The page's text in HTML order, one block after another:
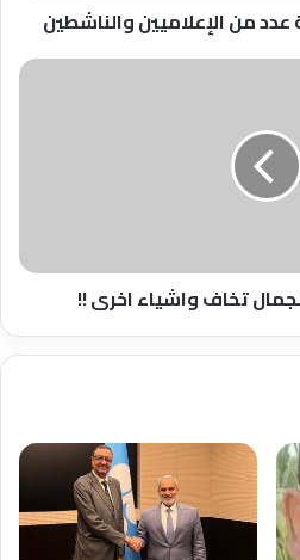
من الإعلاميين والناشطين
تخاف واشياء اخرى !!